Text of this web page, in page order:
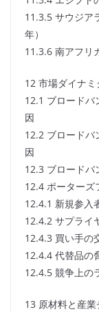
11.3.5 サウジア
年）
11.3.6 南アフリ
12 市場ダイナミ
12.1 ブロードバ
因
12.2 ブロードバ
因
12.3 ブロードバ
12.4 ポーターズ
12.4.1 新規参入
12.4.2 サプライ
12.4.3 買い手の
12.4.4 代替品の
12.4.5 競争上の
13 原材料と産業